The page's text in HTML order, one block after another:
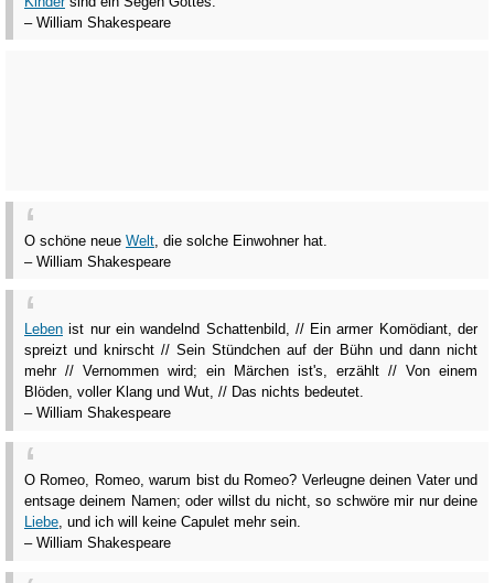
– William Shakespeare
O schöne neue Welt , die solche Einwohner hat.
– William Shakespeare
Leben ist nur ein wandelnd Schattenbild, // Ein armer Komödiant, der
spreizt und knirscht // Sein Stündchen auf der Bühn und dann nicht
mehr // Vernommen wird; ein Märchen ist's, erzählt // Von einem
Blöden, voller Klang und Wut, // Das nichts bedeutet.
– William Shakespeare
O Romeo, Romeo, warum bist du Romeo? Verleugne deinen Vater und
entsage deinem Namen; oder willst du nicht, so schwöre mir nur deine
Liebe, und ich will keine Capulet mehr sein.
– William Shakespeare